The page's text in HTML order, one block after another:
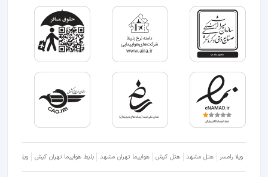
ویلا رامسر هتل مشهد هتل کیش هواپیما تهران مشهد بلیط هواپیما تهران کیش ویلا شمال